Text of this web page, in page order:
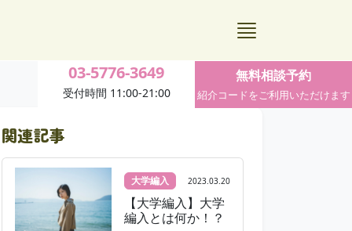
関連記事
大学編入 2023.03.20
【大学編入】大学
編入とは何か！？
03-5776-3649
受付時間 11:00-21:00
無料相談予約
紹介コードをご利用いただけます